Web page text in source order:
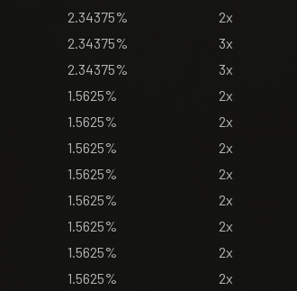
2.34375% 2x
2.34375% 3x
2.34375% 3x
1.5625% 2x
1.5625% 2x
1.5625% 2x
1.5625% 2x
1.5625% 2x
1.5625% 2x
1.5625% 2x
1.5625% 2x